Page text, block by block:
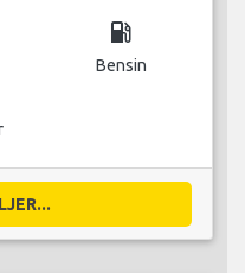
local_gas_station
Bensin